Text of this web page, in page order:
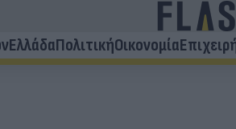
ΕλλάδαΠολιτικήΟικονομία